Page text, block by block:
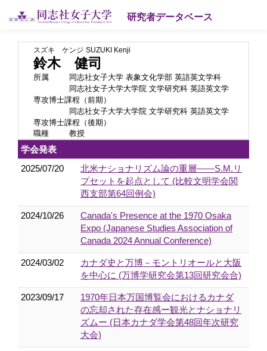
研究者データベース
スズキ ケンジ SUZUKI Kenji
鈴木 健司
所属
同志社女子大学 表象文化学部 英語英文学科
同志社女子大学大学院 文学研究科 英語英文学
専攻博士課程（前期）
同志社女子大学大学院 文学研究科 英語英文学
専攻博士課程（後期）
職種
教授
学会発表
2025/07/20
北米ナショナリズム論の重層——S.M.リ
プセットを起点として (比較文明学会関
西支部第64回例会)
2024/10/26
Canada's Presence at the 1970 Osaka
Expo (Japanese Studies Association of
Canada 2024 Annual Conference)
2024/03/02
カナダ史と万博－モントリオールと大阪
を中心に (万博学研究会第13回研究会合)
2023/09/17
1970年日本万国博覧会におけるカナダ
の忘却された存在感ー観光とナショナリ
ズムー (日本カナダ学会第48回年次研究
大会)